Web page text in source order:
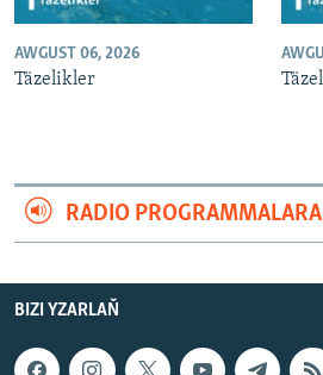
AWGUST 06, 2026
Täzelikler
RADIO
BIZI YZARLAŇ